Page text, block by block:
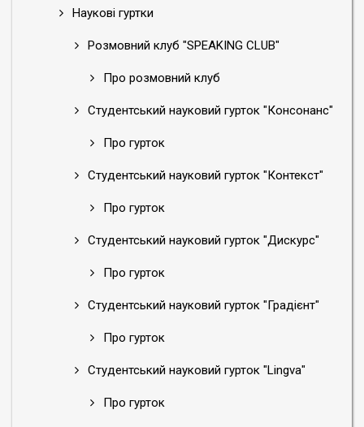
Наукові гуртки
Розмовний клуб "SPEAKING CLUB"
Про розмовний клуб
Студентський науковий гурток "Консонанс"
Про гурток
Студентський науковий гурток "Контекст"
Про гурток
Студентський науковий гурток "Дискурс"
Про гурток
Студентський науковий гурток "Градієнт"
Про гурток
Студентський науковий гурток "Lingva"
Про гурток